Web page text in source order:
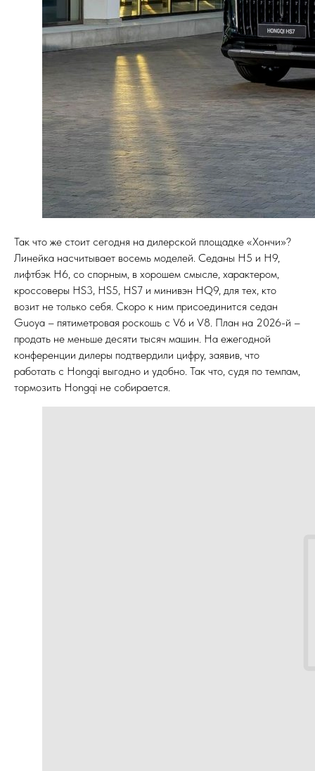
Так что же стоит сегодня на дилерской площадке «Хончи»?
Линейка насчитывает восемь моделей. Седаны H5 и H9,
лифтбэк H6, со спорным, в хорошем смысле, характером,
кроссоверы HS3, HS5, HS7 и минивэн HQ9, для тех, кто
возит не только себя. Скоро к ним присоединится седан
Guoya – пятиметровая роскошь с V6 и V8. План на 2026-й –
продать не меньше десяти тысяч машин. На ежегодной
конференции дилеры подтвердили цифру, заявив, что
работать с Hongqi выгодно и удобно. Так что, судя по темпам,
тормозить Hongqi не собирается.